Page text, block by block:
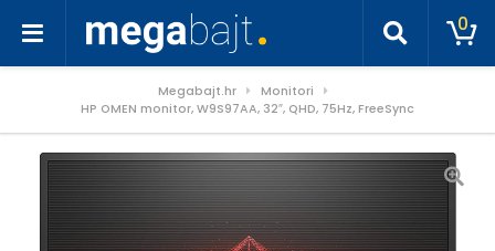
0
Megabajt.hr
Monitori
HP OMEN monitor, W9S97AA, 32″, QHD, 75Hz, FreeSync